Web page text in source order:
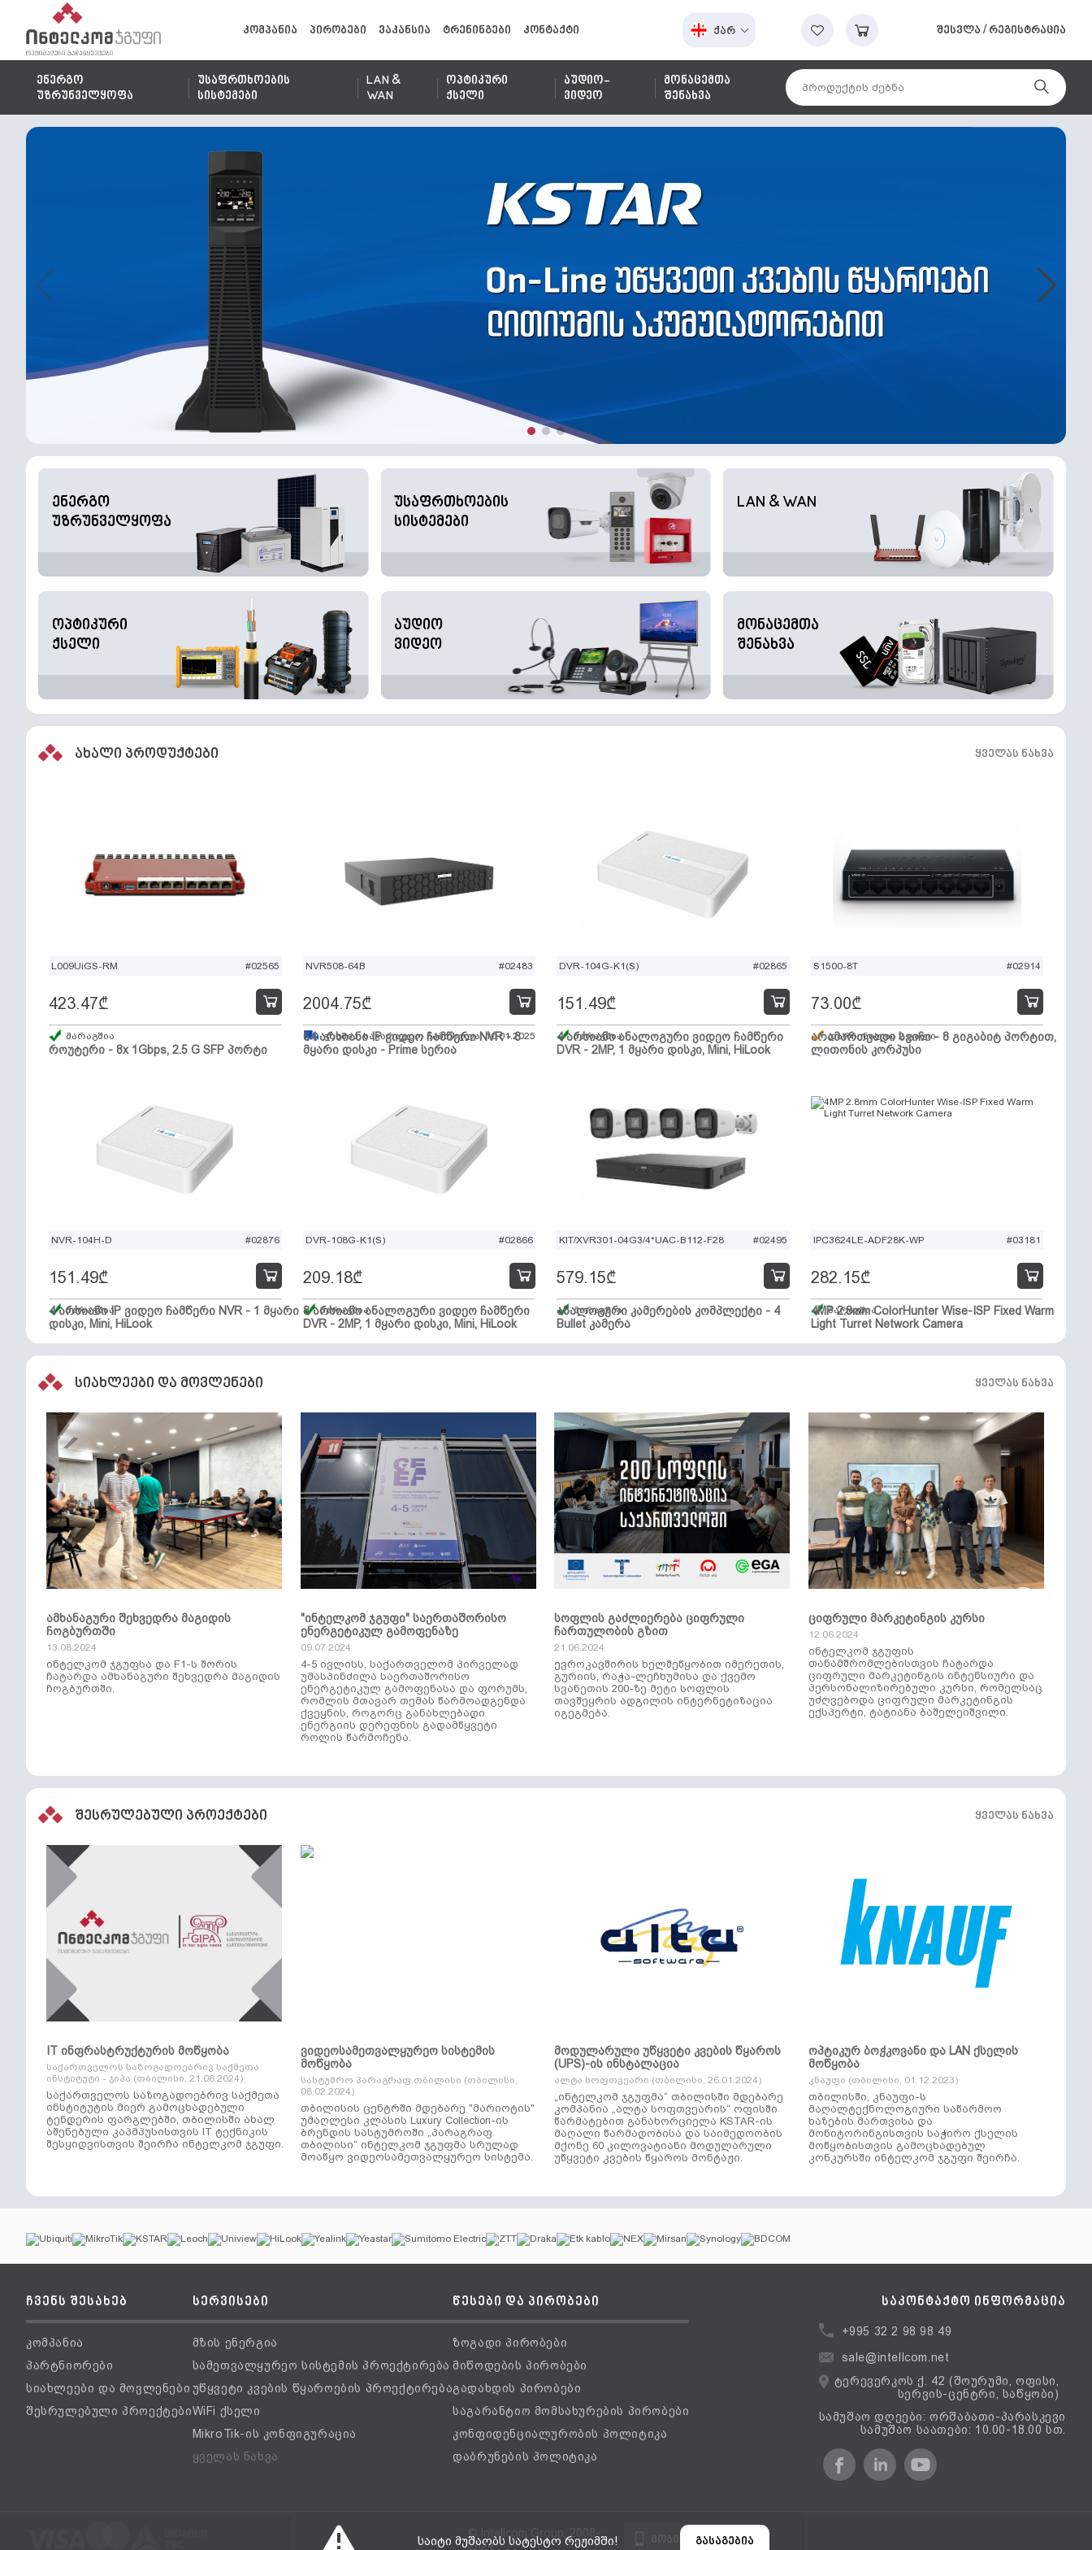
კომპანია პირობები ვაკანსია ტრენინგები კონტაქტი ქარ შესვლა / რეგისტრაცია
ენერგო
უზრუნველყოფა
უსაფრთხოების
სისტემები
LAN &
WAN
ოპტიკური
ქსელი
აუდიო-
ვიდეო
მონაცემთა
შენახვა
ენერგო
უზრუნველყოფა
უსაფრთხოების
სისტემები
LAN & WAN
ოპტიკური
ქსელი
აუდიო
ვიდეო
მონაცემთა
შენახვა
ახალი პროდუქტები ყველას ნახვა
L009UiGS-RM #02565
როუტერი - 8x 1Gbps, 2.5 G SFP პორტი
423.47₾
მარაგშია
NVR508-64B #02483
64 არხიანი IP ვიდეო ჩამწერი NVR - 8
მყარი დისკი - Prime სერია
2004.75₾
გზაშია, სავარაუდო ჩამოსვლა: 10.01.2025
DVR-104G-K1(S) #02865
4 არხიანი ანალოგური ვიდეო ჩამწერი
DVR - 2MP, 1 მყარი დისკი, Mini, HiLook
151.49₾
მარაგშია
S1500-8T #02914
არამართვადი სვიჩი - 8 გიგაბიტ პორტით,
ლითონის კორპუსი
73.00₾
დარჩენილია 2 ცალი
NVR-104H-D #02876
4 არხიანი IP ვიდეო ჩამწერი NVR - 1 მყარი
დისკი, Mini, HiLook
151.49₾
მარაგშია
DVR-108G-K1(S) #02866
8 არხიანი ანალოგური ვიდეო ჩამწერი
DVR - 2MP, 1 მყარი დისკი, Mini, HiLook
209.18₾
მარაგშია
KIT/XVR301-04G3/4*UAC-B112-F28 #02495
ანალოგური კამერების კომპლექტი - 4
Bullet კამერა
579.15₾
მარაგშია
IPC3624LE-ADF28K-WP #03181
4MP 2.8mm ColorHunter Wise-ISP Fixed Warm
Light Turret Network Camera
282.15₾
მარაგშია
სიახლეები და მოვლენები ყველას ნახვა
ამხანაგური შეხვედრა მაგიდის
ჩოგბურთში
13.08.2024
ინტელკომ ჯგუფსა და F1-ს შორის
ჩატარდა ამხანაგური შეხვედრა მაგიდის
ჩოგბურთში.
"ინტელკომ ჯგუფი" საერთაშორისო
ენერგეტიკულ გამოფენაზე
09.07.2024
4-5 ივლისს, საქართველომ პირველად
უმასპინძილა საერთაშორისო
ენერგეტიკულ გამოფენასა და ფორუმს,
რომლის მთავარ თემას წარმოადგენდა
ქვეყნის, როგორც განახლებადი
ენერგიის დერეფნის გადამწყვეტი
როლის წარმოჩენა.
სოფლის გაძლიერება ციფრული
ჩართულობის გზით
21.06.2024
ევროკავშირის ხელშეწყობით იმერეთის,
გურიის, რაჭა-ლეჩხუმისა და ქვემო
სვანეთის 200-ზე მეტი სოფლის
თავშეყრის ადგილის ინტერნეტიზაცია
იგეგმება.
ციფრული მარკეტინგის კურსი
12.06.2024
ინტელკომ ჯგუფის
თანამშრომლებისთვის ჩატარდა
ციფრული მარკეტინგის ინტენსიური და
პერსონალიზირებული კურსი, რომელსაც
უძღვებოდა ციფრული მარკეტინგის
ექსპერტი, ტატიანა ბაშელეიშვილი.
შესრულებული პროექტები ყველას ნახვა
IT ინფრასტრუქტურის მოწყობა
საქართველოს საზოგადოებრივ საქმეთა
ინსტიტუტი - ჯიპა (თბილისი, 21.06.2024)
საქართველოს საზოგადოებრივ საქმეთა
ინსტიტუტის მიერ გამოცხადებული
ტენდერის ფარგლებში, თბილისში ახალ
აშენებული კაპმპუსისთვის IT ტექნიკის
შესყიდვისთვის შეირჩა ინტელკომ ჯგუფი.
ვიდეოსამეთვალყურეო სისტემის
მოწყობა
სასტუმრო პარაგრაფ თბილისი (თბილისი,
08.02.2024)
თბილისის ცენტრში მდებარე "მარიოტის"
უმაღლესი კლასის Luxury Collection-ის
ბრენდის სასტუმროში „პარაგრაფ
თბილისი“ ინტელკომ ჯგუფმა სრულად
მოაწყო ვიდეოსამეთვალყურეო სისტემა.
მოდულარული უწყვეტი კვების წყაროს
(UPS)-ის ინსტალაცია
ალტა სოფთვეარი (თბილისი, 26.01.2024)
„ინტელკომ ჯგუფმა“ თბილისში მდებარე
კომპანია „ალტა სოფთვეარის“ ოფისში
წარმატებით განახორციელა KSTAR-ის
მაღალი წარმადობისა და საიმედოობის
მქონე 60 კილოვატიანი მოდულარული
უწყვეტი კვების წყაროს მონტაჟი.
ოპტიკურ ბოჭკოვანი და LAN ქსელის
მოწყობა
კნაუფი (თბილისი, 01.12.2023)
თბილისში, კნაუფი-ს
მაღალტექნოლოგიური საწარმოო
ხაზების მართვისა და
მონიტორინგისთვის საჭირო ქსელის
მოწყობისთვის გამოცხადებულ
კონკურსში ინტელკომ ჯგუფი შეირჩა.
ჩვენს შესახებ
კომპანია
პარტნიორები
სიახლეები და მოვლენები
შესრულებული პროექტები
სერვისები
მზის ენერგია
სამეთვალყურეო სისტემის პროექტირება
უწყვეტი კვების წყაროების პროექტირება
WiFi ქსელი
MikroTik-ის კონფიგურაცია
ყველას ნახვა
წესები და პირობები
ზოგადი პირობები
მიწოდების პირობები
გადახდის პირობები
საგარანტიო მომსახურების პირობები
კონფიდენციალურობის პოლიტიკა
დაბრუნების პოლიტიკა
საკონტაქტო ინფორმაცია
+995 32 2 98 98 49
sale@intellcom.net
ტერევერკოს ქ. 42 (შოურუმი, ოფისი,
სერვის-ცენტრი, საწყობი)
სამუშაო დღეები: ორშაბათი-პარასკევი
სამუშაო საათები: 10.00-18.00 სთ.
2024
მობილური ვერსია
საიტი მუშაობს სატესტო რეჟიმში! გასაგებია